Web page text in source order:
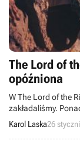
The Lord of
opóźniona
W The Lord of the
zakładaliśmy.
Nacon, aby gra
Karol Laska26